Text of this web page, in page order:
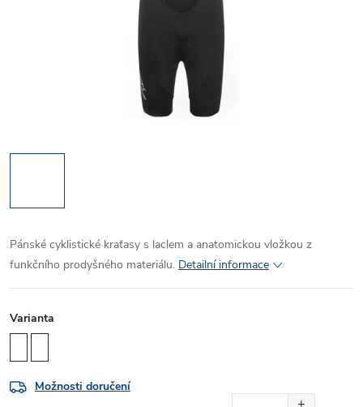
Pánské cyklistické kraťasy s laclem a anatomickou vložkou z
funkčního prodyšného materiálu. Detailní informace
Varianta
Možnosti doručení